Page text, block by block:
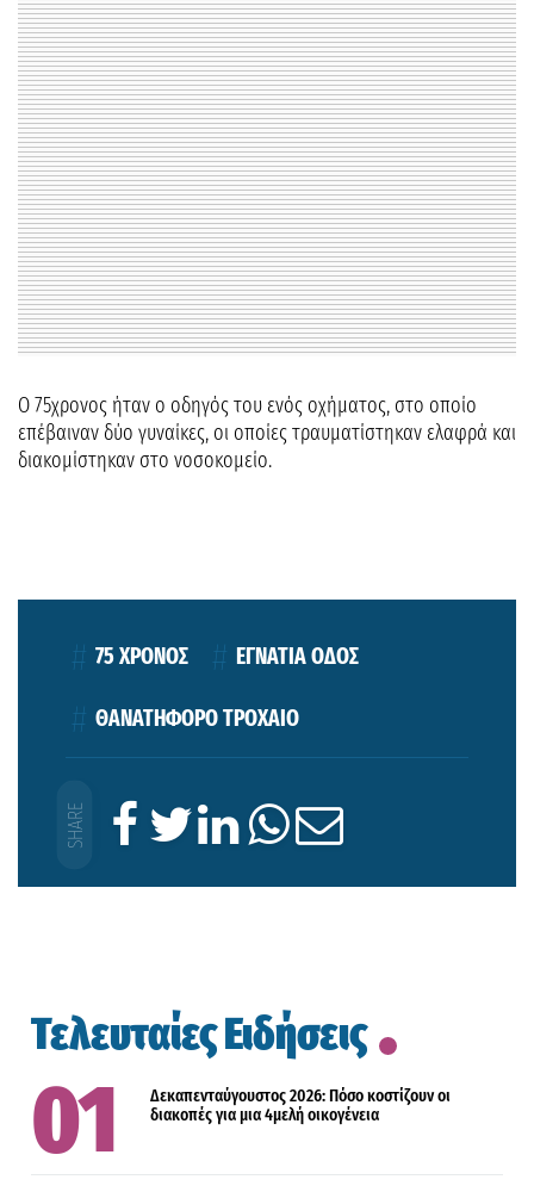
Ο 75χρονος ήταν ο οδηγός του ενός οχήματος, στο οποίο
επέβαιναν δύο γυναίκες, οι οποίες τραυματίστηκαν ελαφρά και
διακομίστηκαν στο νοσοκομείο.
75 ΧΡΟΝΟΣ ΕΓΝΑΤΙΑ ΟΔΟΣ
ΘΑΝΑΤΗΦΟΡΟ ΤΡΟΧΑΙΟ
Τελευταίες Ειδήσεις
Δεκαπενταύγουστος 2026: Πόσο κοστίζουν οι
διακοπές για μια 4μελή οικογένεια